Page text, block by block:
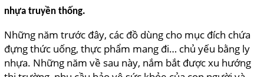
nhựa truyền thống.
Những năm trước đây, các đồ dùng cho mục đích chứa
đựng thức uống, thực phẩm mang đi… chủ yếu bằng ly
nhựa. Những năm về sau này, nắm bắt được xu hướng